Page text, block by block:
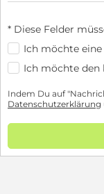
* Diese Felder
Ich möchte
Ich möchte den
Indem Du auf
Datenschutzerklärung